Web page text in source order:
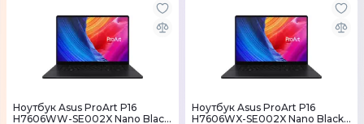
Ноутбук Asus ProArt P16
H7606WW-SE002X Nano Black
Ноутбук Asus ProArt P16
H7606WX-SE002X Nano Black